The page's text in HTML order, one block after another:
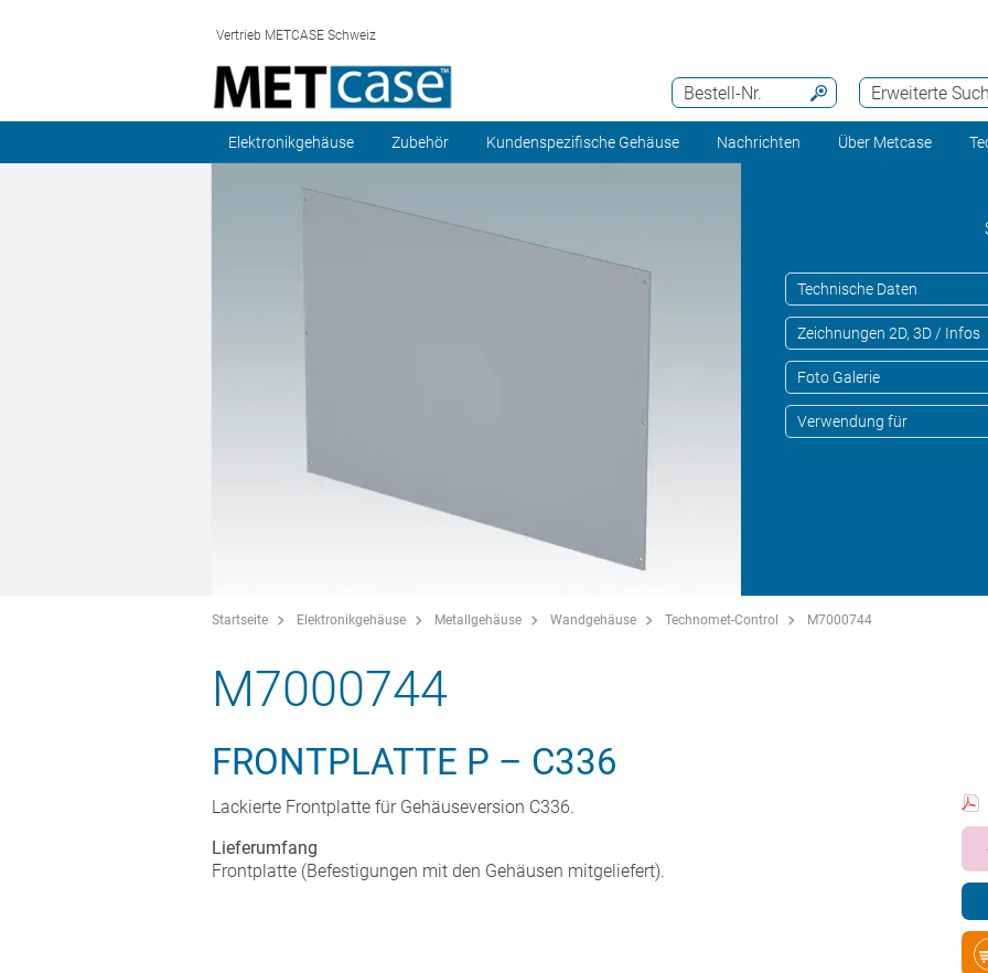
Vertrieb METCASE Schweiz
Erweiterte
Bestell-Nr.
Elektronikgehäuse Zubehör Kundenspezifische Gehäuse Nachrichten Über Metcase
Technische Daten
Zeichnungen 2D, 3D / Infos
Foto Galerie
Verwendung für
Startseite Elektronikgehäuse Metallgehäuse Wandgehäuse Technomet-Control M7000744
M7000744
FRONTPLATTE P – C336
Lackierte Frontplatte für Gehäuseversion C336.
Lieferumfang
Frontplatte (Befestigungen mit den Gehäusen mitgeliefert).